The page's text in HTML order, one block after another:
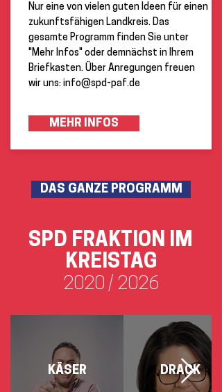
Nur eine von vielen guten Ideen für einen
zukunftsfähigen Landkreis. Das
gesamte Programm finden Sie unter
"Mehr Infos" oder demnächst in Ihrem
Briefkasten. Über Anregungen freuen
wir uns: info@spd-paf.de
MEHR INFOS
DAS GANZE PROGRAMM
SPD FRAKTION IM
KREISTAG
2020 / 2026
KÄSER DRACK